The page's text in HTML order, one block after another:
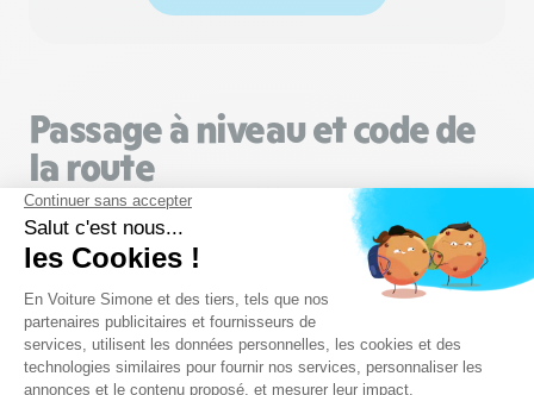
Passage à niveau et code de
la route
L’article R412-30 du code de la route
dit très
précisément : «Tout conducteur doit marquer
l’arrêt absolu devant un feu de signalisation rouge,
fixe ou clignotant.»
De plus, il eststrictement interdit de dépasser un
autre véhicule ou de s’arrêtersur un passage à